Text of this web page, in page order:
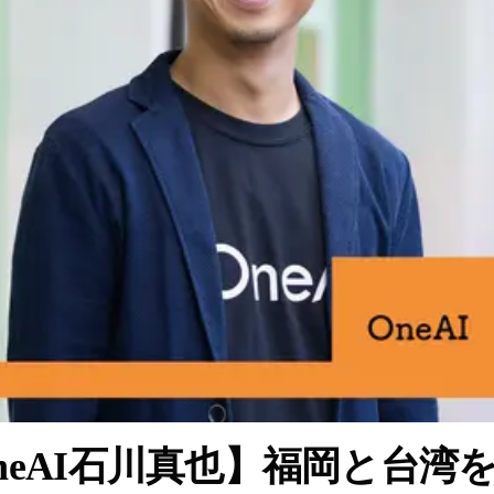
石川真也】福岡と台湾